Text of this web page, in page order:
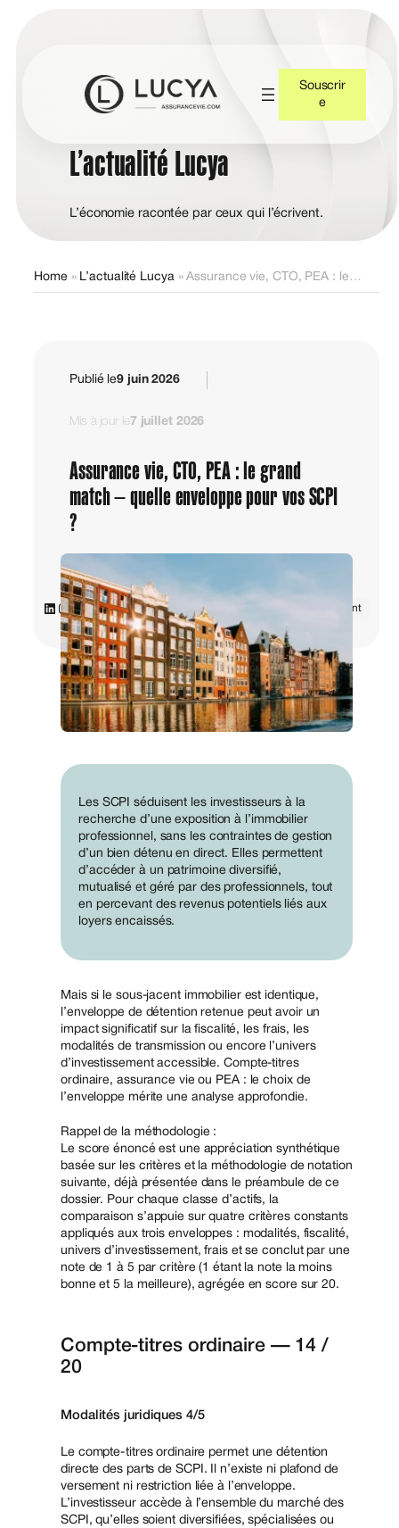
Souscrir
e
L’actualité Lucya
L’économie racontée par ceux qui l’écrivent.
Home » L’actualité Lucya» Assurance vie, CTO, PEA : le grand match – quelle enveloppe pour vos SCPI ?
Publié le9 juin 2026
Mis à jour le7 juillet 2026
Assurance vie, CTO, PEA : le grand
match – quelle enveloppe pour vos SCPI
?
LinkedIn Instagram Placement
Les SCPI séduisent les investisseurs à la
recherche d’une exposition à l’immobilier
professionnel, sans les contraintes de gestion
d’un bien détenu en direct. Elles permettent
d’accéder à un patrimoine diversifié,
mutualisé et géré par des professionnels, tout
en percevant des revenus potentiels liés aux
loyers encaissés.
Mais si le sous-jacent immobilier est identique,
l’enveloppe de détention retenue peut avoir un
impact significatif sur la fiscalité, les frais, les
modalités de transmission ou encore l’univers
d’investissement accessible. Compte-titres
ordinaire, assurance vie ou PEA : le choix de
l’enveloppe mérite une analyse approfondie.
Rappel de la méthodologie :
Le score énoncé est une appréciation synthétique
basée sur les critères et la méthodologie de notation
suivante, déjà présentée dans le préambule de ce
dossier. Pour chaque classe d’actifs, la
comparaison s’appuie sur quatre critères constants
appliqués aux trois enveloppes : modalités, fiscalité,
univers d’investissement, frais et se conclut par une
note de 1 à 5 par critère (1 étant la note la moins
bonne et 5 la meilleure), agrégée en score sur 20.
Compte-titres ordinaire — 14 /
20
Modalités juridiques 4/5
Le compte-titres ordinaire permet une détention
directe des parts de SCPI. Il n’existe ni plafond de
versement ni restriction liée à l’enveloppe.
L’investisseur accède à l’ensemble du marché des
SCPI, qu’elles soient diversifiées, spécialisées ou